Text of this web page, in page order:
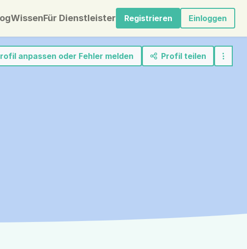
WissenFür Dienstleister Registrieren Einloggen
anpassen oder Fehler melden Profil teilen